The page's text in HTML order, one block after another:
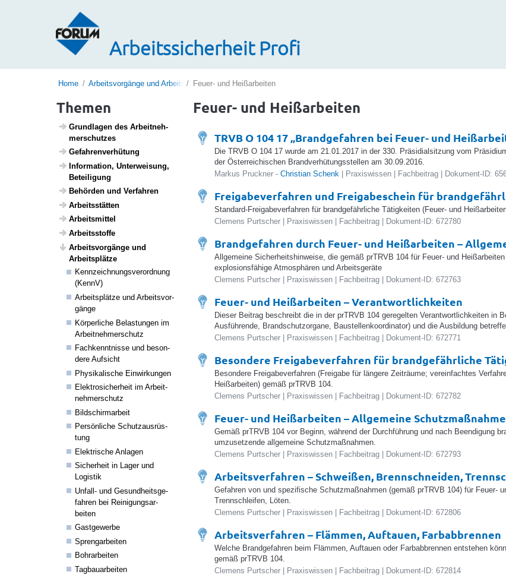
Arbeitssicherheit Profi
Home Arbeitsvorgänge und ArbeitsplätzeFeuer- und Heißarbeiten
Themen
Grund­lagen des Arbeit­neh­
mer­schutzes
Gefah­ren­ver­hü­tung
Infor­ma­tion, Unter­wei­sung,
Betei­li­gung
Behörden und Verfahren
Arbeits­s­tätten
Arbeits­mittel
Arbeitss­toffe
Arbeits­vor­gänge und
Arbeits­plätze
Kenn­zeich­nungs­ver­ord­nung
(KennV)
Arbeits­plätze und Arbeits­vor­
gänge
Körper­liche Belas­tungen im
Arbeit­neh­mer­schutz
Fach­kennt­nisse und beson­
dere Aufsicht
Physi­ka­li­sche Einwir­kungen
Elek­tro­si­cher­heit im Arbeit­
neh­mer­schutz
Bild­schirm­a­r­beit
Persön­liche Schutz­aus­rüs­
tung
Elek­tri­sche Anlagen
Sicher­heit in Lager und
Logistik
Unfall- und Gesund­heits­ge­
fahren bei Reini­gungs­a­r­
beiten
Gast­ge­werbe
Spreng­a­r­beiten
Bohr­a­r­beiten
Tagbau­a­r­beiten
Feuer- und Heißarbeiten
TRVB O 104 17 „Brandgefahren bei Feuer- und
Die TRVB O 104 17 wurde am 21.01.2017 in der 330. Präsidialsitzung vom
der Österreichischen Brandverhütungsstellen am 30.09.2016.
Markus Pruckner -Christian Schenk | Praxiswissen | Fachbeitrag | Dokument-ID:
Freigabeverfahren und Freigabeschein für
Standard-Freigabeverfahren für brandgefährliche Tätigkeiten (Feuer- und
Clemens Purtscher | Praxiswissen | Fachbeitrag | Dokument-ID: 672780
Brandgefahren durch Feuer- und Heißarbeiten –
Allgemeine Sicherheitshinweise, die gemäß prTRVB 104 für Feuer- und
explosionsfähige Atmosphären und Arbeitsgeräte
Clemens Purtscher | Praxiswissen | Fachbeitrag | Dokument-ID: 672763
Feuer- und Heißarbeiten – Verantwortlichkeiten
Dieser Beitrag beschreibt die in der prTRVB 104 geregelten Verantwortlichkeiten in
Ausführende, Brandschutzorgane, Baustellenkoordinator) und die Ausbildung
Clemens Purtscher | Praxiswissen | Fachbeitrag | Dokument-ID: 672771
Besondere Freigabeverfahren für brandgefährliche
Besondere Freigabeverfahren (Freigabe für längere Zeiträume; vereinfachtes
Heißarbeiten) gemäß prTRVB 104.
Clemens Purtscher | Praxiswissen | Fachbeitrag | Dokument-ID: 672782
Feuer- und Heißarbeiten – Allgemeine
Gemäß prTRVB 104 vor Beginn, während der Durchführung und nach Beendigung
umzusetzende allgemeine Schutzmaßnahmen.
Clemens Purtscher | Praxiswissen | Fachbeitrag | Dokument-ID: 672793
Arbeitsverfahren – Schweißen, Brennschneiden,
Gefahren von und spezifische Schutzmaßnahmen (gemäß prTRVB 104) für Feuer-
Trennschleifen, Löten.
Clemens Purtscher | Praxiswissen | Fachbeitrag | Dokument-ID: 672806
Arbeitsverfahren – Flämmen, Auftauen, Farbabbrennen
Welche Brandgefahren beim Flämmen, Auftauen oder Farbabbrennen entstehen
gemäß prTRVB 104.
Clemens Purtscher | Praxiswissen | Fachbeitrag | Dokument-ID: 672814